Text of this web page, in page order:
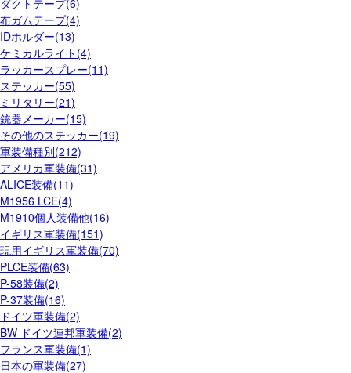
ダクトテープ(6)
布ガムテープ(4)
IDホルダー(13)
ケミカルライト(4)
ラッカースプレー(11)
ステッカー(55)
ミリタリー(21)
銃器メーカー(15)
その他のステッカー(19)
軍装備種別(212)
アメリカ軍装備(31)
ALICE装備(11)
M1956 LCE(4)
M1910個人装備他(16)
イギリス軍装備(151)
現用イギリス軍装備(70)
PLCE装備(63)
P-58装備(2)
P-37装備(16)
ドイツ軍装備(2)
BW ドイツ連邦軍装備(2)
フランス軍装備(1)
日本の軍装備(27)